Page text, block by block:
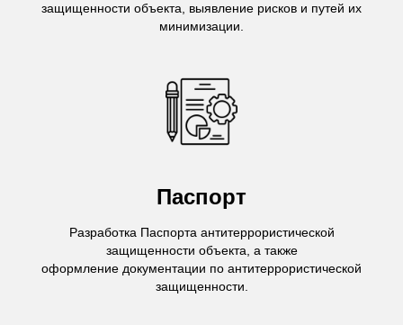
защищенности объекта, выявление рисков и путей их
минимизации.
Паспорт
Разработка Паспорта антитеррористической
защищенности объекта, а также
оформление документации по антитеррористической
защищенности.